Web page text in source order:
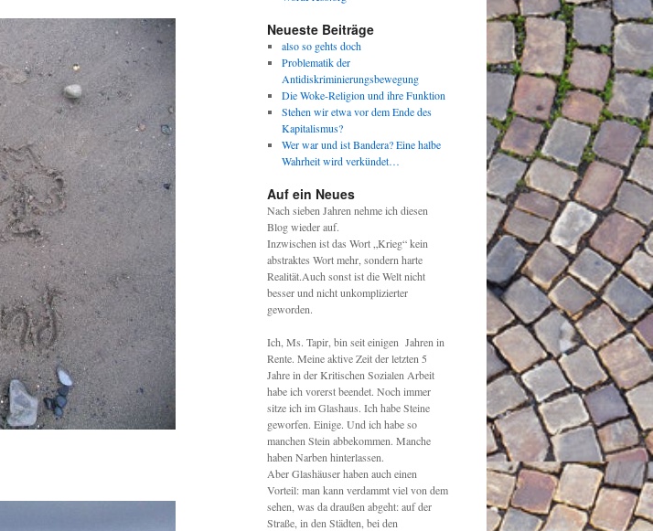
Neueste Beiträge
also so gehts doch
Problematik der
Antidiskriminierungsbewegung
Die Woke-Religion und ihre Funktion
Stehen wir etwa vor dem Ende des
Kapitalismus?
Wer war und ist Bandera? Eine halbe
Wahrheit wird verkündet…
Auf ein Neues
Nach sieben Jahren nehme ich diesen
Blog wieder auf.
Inzwischen ist das Wort „Krieg“ kein
abstraktes Wort mehr, sondern harte
Realität.Auch sonst ist die Welt nicht
besser und nicht unkomplizierter
geworden.
Ich, Ms. Tapir, bin seit einigen Jahren in
Rente. Meine aktive Zeit der letzten 5
Jahre in der Kritischen Sozialen Arbeit
habe ich vorerst beendet. Noch immer
sitze ich im Glashaus. Ich habe Steine
geworfen. Einige. Und ich habe so
manchen Stein abbekommen. Manche
haben Narben hinterlassen.
Aber Glashäuser haben auch einen
Vorteil: man kann verdammt viel von dem
sehen, was da draußen abgeht: auf der
Straße, in den Städten, bei den